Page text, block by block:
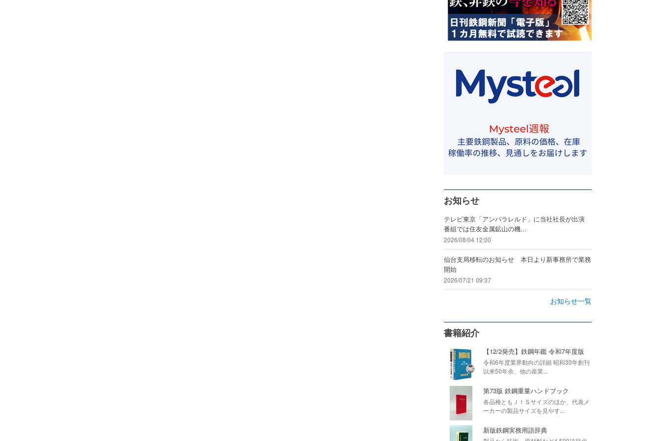
お知らせ
テレビ東京「アンパラレルド」に当社社長が出演
番組では住友金属鉱山の機...
2026/08/04 12:00
仙台支局移転のお知らせ 本日より新事務所で業務
開始
2026/07/21 09:37
お知らせ一覧
書籍紹介
【12/2発売】鉄鋼年鑑 令和7年度版
令和6年度業界動向の詳細 昭和30年創刊
以来50年余、他の産業...
第73版 鉄鋼重量ハンドブック
各品種ともＪＩＳサイズのほか、代表メ
ーカーの製品サイズを見やす...
新版鉄鋼実務用語辞典